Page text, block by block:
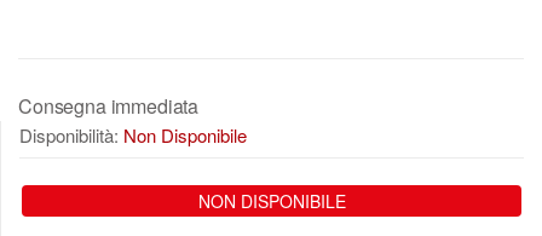
Consegna immediata
Disponibilità: Non Disponibile
NON DISPONIBILE